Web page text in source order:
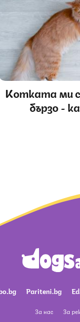
Котката ми
бързо -
Pariteni.bg
За нас За